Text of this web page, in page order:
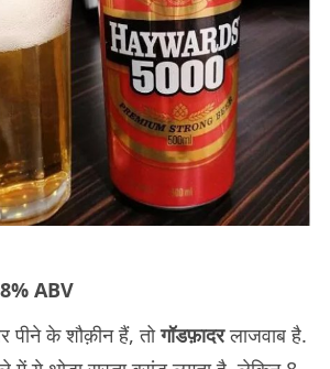
ABV
पीने के शौक़ीन हैं, तोगॉडफ़ादरलाजवाब है.